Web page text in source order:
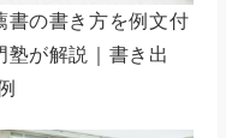
書の書き方を例文付
塾が解説｜書き出